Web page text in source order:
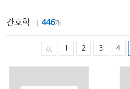
간호학 ｜446개
1 2 3 4